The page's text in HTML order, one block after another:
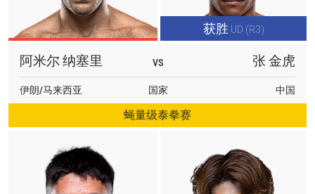
获胜 UD (R3)
阿米尔 纳塞里 VS 张 金虎
伊朗/马来西亚 国家 中国
蝇量级泰拳赛